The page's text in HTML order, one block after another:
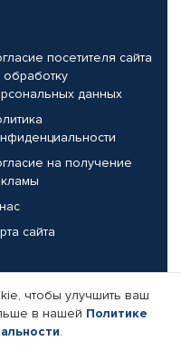
посетителя сайта
обработку
данных
на получение
сайта
компании
чтобы улучшить ваш
в нашей Политике
.